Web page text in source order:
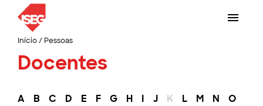
Início/ Pessoas
Docentes
A B C D E F G H I J K L M N O